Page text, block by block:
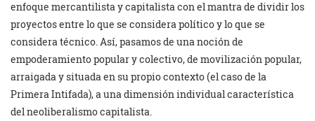
enfoque mercantilista y capitalista con el mantra de dividir los
proyectos entre lo que se considera político y lo que se
considera técnico. Así, pasamos de una noción de
empoderamiento popular y colectivo, de movilización popular,
arraigada y situada en su propio contexto (el caso de la
Primera Intifada), a una dimensión individual característica
del neoliberalismo capitalista.